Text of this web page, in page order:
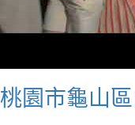
桃園市龜山